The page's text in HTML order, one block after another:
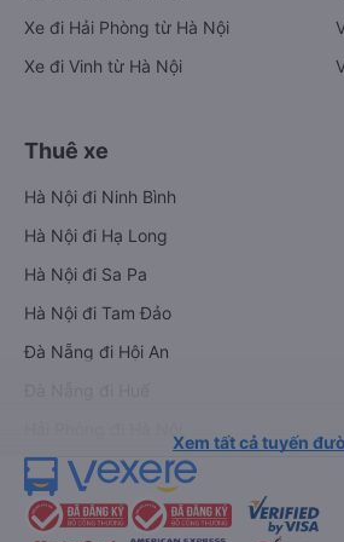
Xe đi Hải Phòng từ Hà Nội
Xe đi Vinh từ Hà Nội
Thuê xe
Hà Nội đi Ninh Bình
Hà Nội đi Hạ Long
Hà Nội đi Sa Pa
Hà Nội đi Tam Đảo
Đà Nẵng đi Hội An
Xem tất cả tuyến